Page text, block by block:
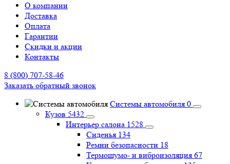
О компании
Доставка
Оплата
Гарантии
Скидки и акции
Контакты
8 (800) 707-58-46
Заказать обратный звонок
Системы автомобиля 0
Кузов 5432
Интерьер салона 1528
Сиденья 134
Ремни безопасности 18
Термошумо- и виброизоляция 67